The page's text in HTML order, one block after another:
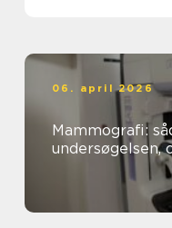
06. april 2026
Mammografi:
undersøgelsen,